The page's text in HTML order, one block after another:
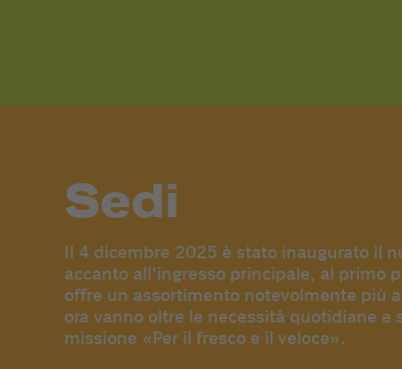
Sedi
Il 4 dicembre 2025 è stato inaugurato il
accanto all'ingresso principale, al primo
offre un assortimento notevolmente più
ora vanno oltre le necessità quotidiane
missione «Per il fresco e il veloce».